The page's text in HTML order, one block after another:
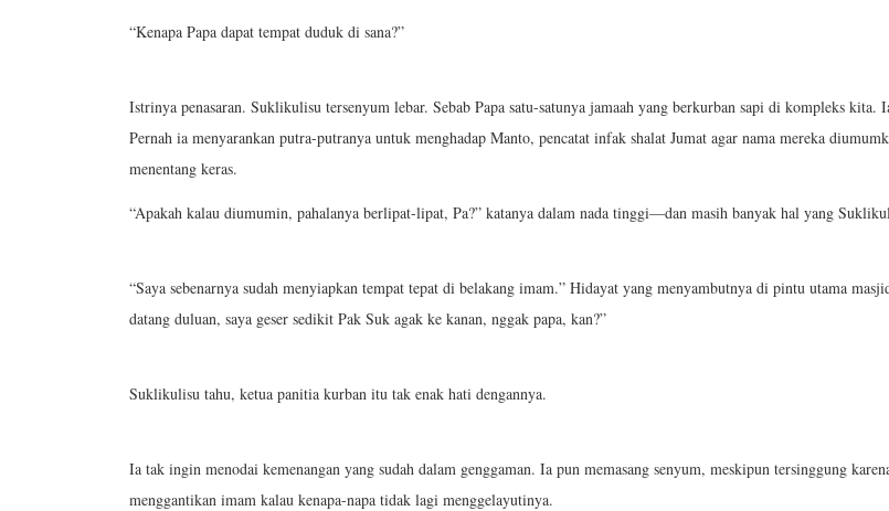
“Kenapa Papa dapat tempat duduk di sana?”
Istrinya penasaran. Suklikulisu tersenyum lebar. Sebab Papa satu-satunya jamaah yang berkurban sapi di kompleks
Pernah ia menyarankan putra-putranya untuk menghadap Manto, pencatat infak shalat Jumat agar nama mereka
menentang keras.
“Apakah kalau diumumin, pahalanya berlipat-lipat, Pa?” katanya dalam nada tinggi—dan masih banyak hal yang
“Saya sebenarnya sudah menyiapkan tempat tepat di belakang imam.” Hidayat yang menyambutnya di pintu utama
datang duluan, saya geser sedikit Pak Suk agak ke kanan, nggak papa, kan?”
Suklikulisu tahu, ketua panitia kurban itu tak enak hati dengannya.
Ia tak ingin menodai kemenangan yang sudah dalam genggaman. Ia pun memasang senyum, meskipun tersinggung
menggantikan imam kalau kenapa-napa tidak lagi menggelayutinya.